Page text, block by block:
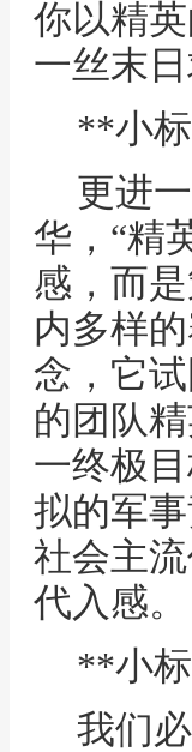
你以精
一丝末
**小
更进
华，“精
感，而
内多样
念，它
的团队
一终极
拟的军
社会主
代入感。
**小
我们